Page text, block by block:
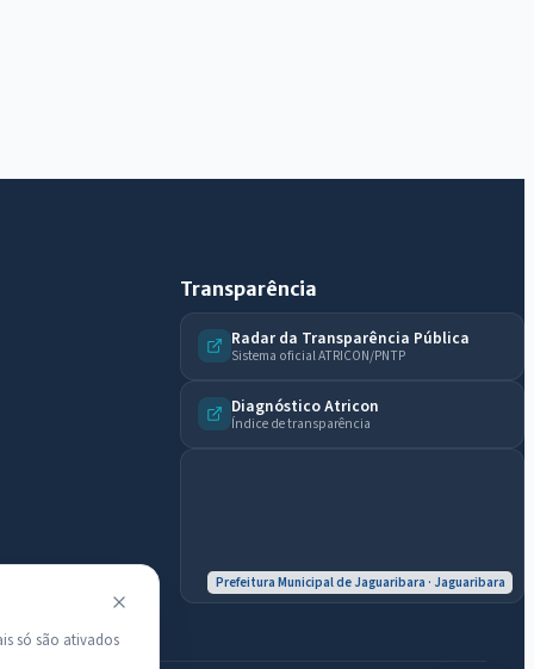
Transparência
Radar da Transparência Pública
Sistema oficial ATRICON/PNTP
Diagnóstico Atricon
Índice de transparência
Prefeitura Municipal de Jaguaribara · Jaguaribara
só são ativados